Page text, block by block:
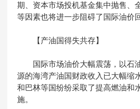
期、资本市场投机基金集中抛售、
等因素也将进一步阻碍了国际油价
【产油国得失共存】
国际市场油价大幅震荡，以石
源的海湾产油国财政收入已大幅缩
和巴林等国纷纷采取了提高燃油和
施。